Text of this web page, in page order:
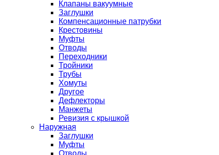
Клапаны вакуумные
Заглушки
Компенсационные патрубки
Крестовины
Муфты
Отводы
Переходники
Тройники
Трубы
Хомуты
Другое
Дефлекторы
Манжеты
Ревизия с крышкой
Наружная
Заглушки
Муфты